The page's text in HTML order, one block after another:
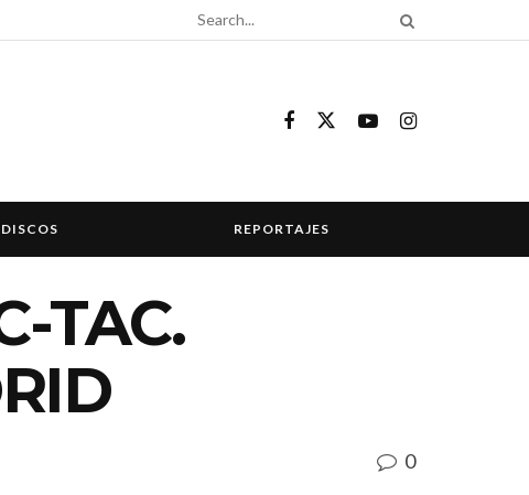
DISCOS REPORTAJES
TAC.
0